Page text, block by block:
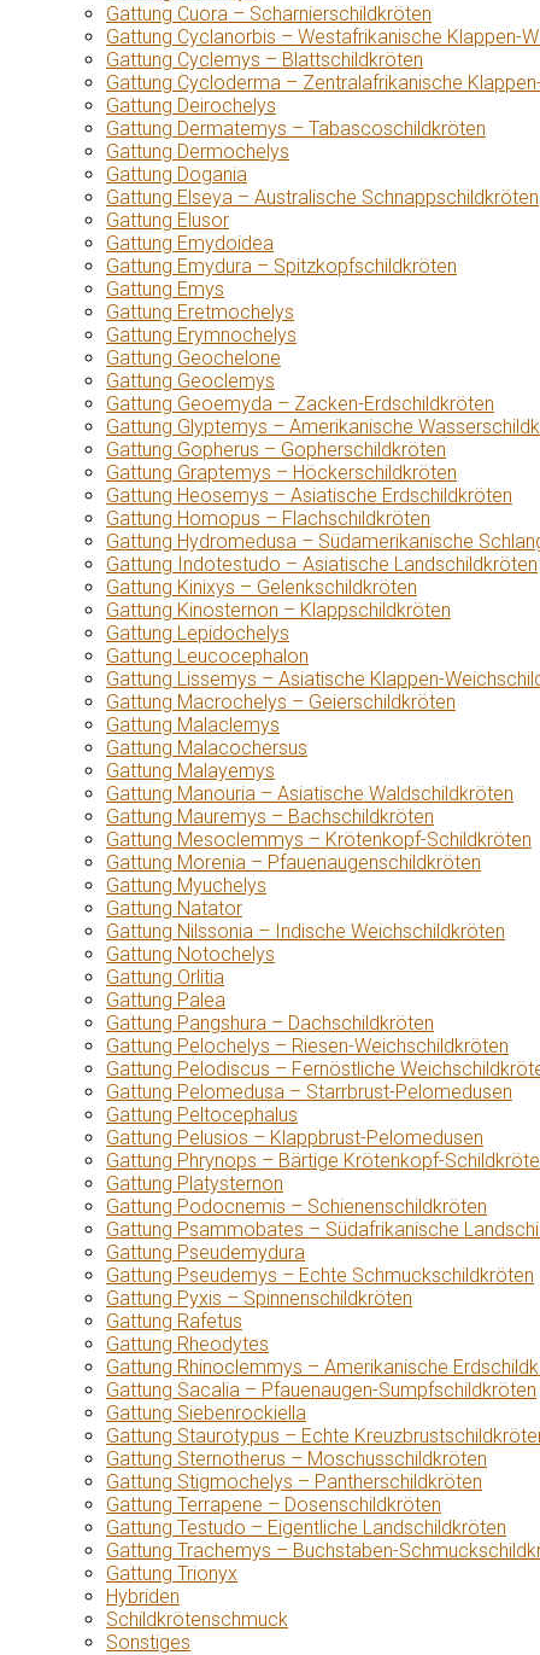
Gattung Cuora – Scharnierschildkröten
Gattung Cyclanorbis – Westafrikanische Klappen-
Gattung Cyclemys – Blattschildkröten
Gattung Cycloderma – Zentralafrikanische
Gattung Deirochelys
Gattung Dermatemys – Tabascoschildkröten
Gattung Dermochelys
Gattung Dogania
Gattung Elseya – Australische Schnappschildkröten
Gattung Elusor
Gattung Emydoidea
Gattung Emydura – Spitzkopfschildkröten
Gattung Emys
Gattung Eretmochelys
Gattung Erymnochelys
Gattung Geochelone
Gattung Geoclemys
Gattung Geoemyda – Zacken-Erdschildkröten
Gattung Glyptemys – Amerikanische
Gattung Gopherus – Gopherschildkröten
Gattung Graptemys – Höckerschildkröten
Gattung Heosemys – Asiatische Erdschildkröten
Gattung Homopus – Flachschildkröten
Gattung Hydromedusa – Südamerikanische
Gattung Indotestudo – Asiatische Landschildkröten
Gattung Kinixys – Gelenkschildkröten
Gattung Kinosternon – Klappschildkröten
Gattung Lepidochelys
Gattung Leucocephalon
Gattung Lissemys – Asiatische Klappen-
Gattung Macrochelys – Geierschildkröten
Gattung Malaclemys
Gattung Malacochersus
Gattung Malayemys
Gattung Manouria – Asiatische Waldschildkröten
Gattung Mauremys – Bachschildkröten
Gattung Mesoclemmys – Krötenkopf-Schildkröten
Gattung Morenia – Pfauenaugenschildkröten
Gattung Myuchelys
Gattung Natator
Gattung Nilssonia – Indische Weichschildkröten
Gattung Notochelys
Gattung Orlitia
Gattung Palea
Gattung Pangshura – Dachschildkröten
Gattung Pelochelys – Riesen-Weichschildkröten
Gattung Pelodiscus – Fernöstliche
Gattung Pelomedusa – Starrbrust-Pelomedusen
Gattung Peltocephalus
Gattung Pelusios – Klappbrust-Pelomedusen
Gattung Phrynops – Bärtige Krötenkopf-
Gattung Platysternon
Gattung Podocnemis – Schienenschildkröten
Gattung Psammobates – Südafrikanische
Gattung Pseudemydura
Gattung Pseudemys – Echte Schmuckschildkröten
Gattung Pyxis – Spinnenschildkröten
Gattung Rafetus
Gattung Rheodytes
Gattung Rhinoclemmys – Amerikanische
Gattung Sacalia – Pfauenaugen-Sumpfschildkröten
Gattung Siebenrockiella
Gattung Staurotypus – Echte
Gattung Sternotherus – Moschusschildkröten
Gattung Stigmochelys – Pantherschildkröten
Gattung Terrapene – Dosenschildkröten
Gattung Testudo – Eigentliche Landschildkröten
Gattung Trachemys – Buchstaben-
Gattung Trionyx
Hybriden
Schildkrötenschmuck
Sonstiges